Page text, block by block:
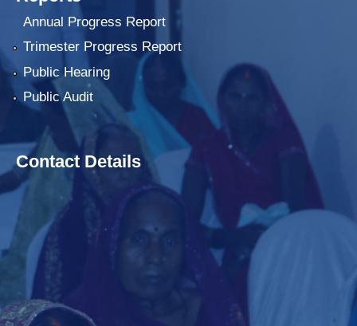
Annual Progress Report
Trimester Progress Report
Public Hearing
Public Audit
Contact Details